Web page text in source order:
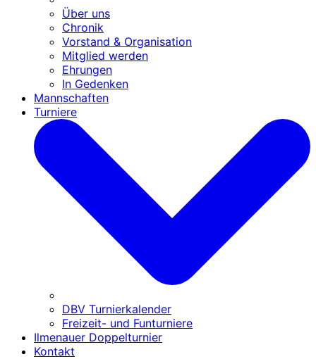
Über uns
Chronik
Vorstand & Organisation
Mitglied werden
Ehrungen
In Gedenken
Mannschaften
Turniere
DBV Turnierkalender
Freizeit- und Funturniere
Ilmenauer Doppelturnier
Kontakt